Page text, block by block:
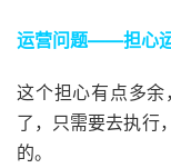
运营问题——担心运
这个担心有点多
了，只需要去执行
的。